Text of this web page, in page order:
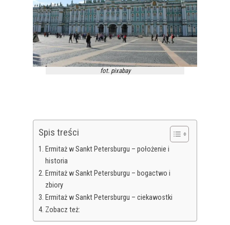
fot. pixabay
Spis treści
Ermitaż w Sankt Petersburgu – położenie i
historia
Ermitaż w Sankt Petersburgu – bogactwo i
zbiory
Ermitaż w Sankt Petersburgu – ciekawostki
Zobacz też: